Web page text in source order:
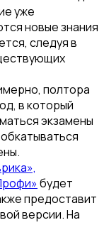
уже
новые знания
следуя в
полтора
в который
экзамены
будет
предоставит
версии. На